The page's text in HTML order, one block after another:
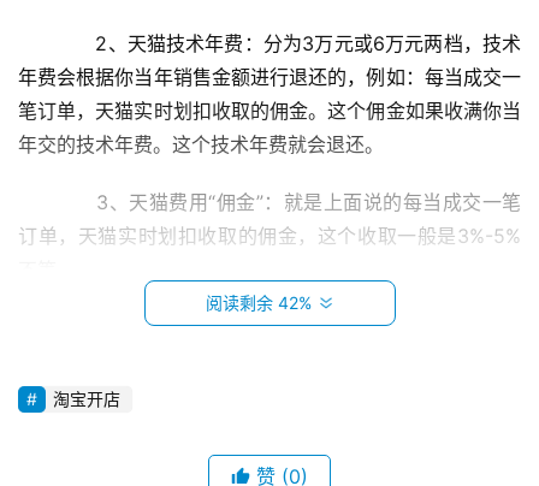
2、天猫技术年费：分为3万元或6万元两档，技术
年费会根据你当年销售金额进行退还的，例如：每当成交一
笔订单，天猫实时划扣收取的佣金。这个佣金如果收满你当
年交的技术年费。这个技术年费就会退还。
3、天猫费用“佣金”：就是上面说的每当成交一笔
订单，天猫实时划扣收取的佣金，这个收取一般是3%-5%
需要什么条件?
阅读剩余 42%
淘宝开店
赞 (0)